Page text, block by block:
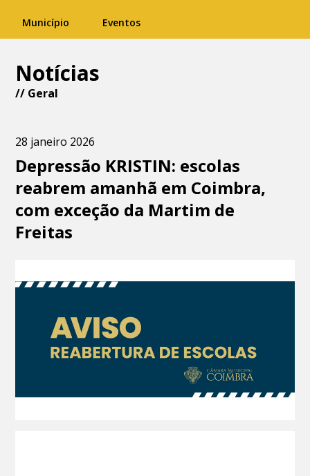
Município Eventos
Notícias
// Geral
28 janeiro 2026
Depressão KRISTIN: escolas
reabrem amanhã em Coimbra,
com exceção da Martim de
Freitas